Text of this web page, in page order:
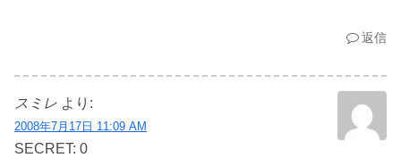
返信
スミレ より:
2008年7月17日 11:09 AM
SECRET: 0